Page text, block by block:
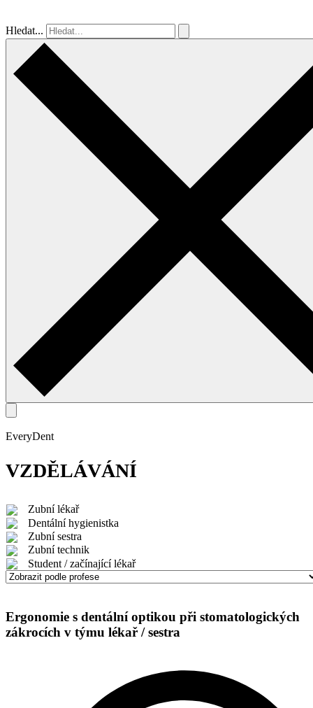
Hledat...
EveryDent
VZDĚLÁVÁNÍ
Zubní lékař
Dentální hygienistka
Zubní sestra
Zubní technik
Student / začínající lékař
Ergonomie s dentální optikou při stomatologických
zákrocích v týmu lékař / sestra